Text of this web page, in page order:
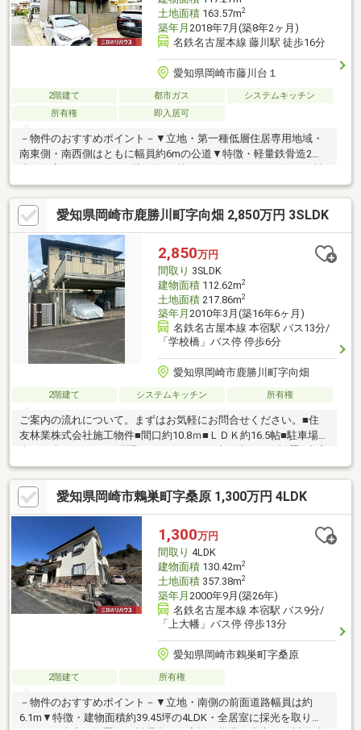
土地面積163.57m2
築年月 2018年7月(築8年2ヶ月)
名鉄名古屋本線 藤川駅 徒歩16分
愛知県岡崎市藤川台１
2階建て 都市ガス
システムキッチン
所有権
即入居可
－物件のおすすめポイント－▼立地・第一種低層住居専用地域・
南東側・南西側はともに幅員約6mの公道▼特徴・軽量鉄骨造2階
建て住宅・LDKは約15.7帖、約2.3帖のリビングクローク有・お料
理中も会話が楽しめる対面式キッチン・キッチン・洗面室・浴室
を直線上に配置、家事動線良好・各洋室は2面からの採光を確保・
主寝室に書斎・WICを配置・駐車スペース2台分有(車種による)・
即引渡し可能(残金精算後)▼周辺環境・藤川団地こども広場 徒歩4
分(約250m)■ ご希望の住まい探しをお手伝いします
━━━━━・・・物件の詳細・ご相談はお気軽にお問い合わせく
ださい。
愛知県岡崎市鹿勝川町字向畑 2,850万円 3SLDK
2,850万円
間取り 3SLDK
建物面積112.62m2
土地面積217.86m2
築年月 2010年3月(築16年6ヶ月)
名鉄名古屋本線 本宿駅 バス13分/
「学校橋」バス停 停歩6分
愛知県岡崎市鹿勝川町字向畑
2階建て システムキッチン 所有権
ご案内の流れについて。まずはお気軽にお問合せください。■住
友林業株式会社施工物件■間口約10.8ｍ■ＬＤＫ約16.5帖■駐車場3
あり■約3.4帖のクローゼットあり■キッチンに勝手口あり～周辺環
境～豊富小学校……約470ｍ（徒歩6分）額田中学校……約1040ｍ
（徒歩13分）豊富保育園……約490m（徒歩7分）岡崎市役所額田支
所……約1110ｍ（徒歩14分）ミニストップ岡崎牧平町店……約1390
ｍ（徒歩18分）
愛知県岡崎市鶇巣町字桑原 1,300万円 4LDK
1,300万円
間取り 4LDK
建物面積130.42m2
土地面積357.38m2
築年月 2000年9月(築26年)
名鉄名古屋本線 本宿駅 バス9分/
「上大幡」バス停 停歩13分
愛知県岡崎市鶇巣町字桑原
2階建て 所有権
－物件のおすすめポイント－▼立地・南側の前面道路幅員は約
6.1m▼特徴・建物面積約39.45坪の4LDK・全居室に採光を取り込